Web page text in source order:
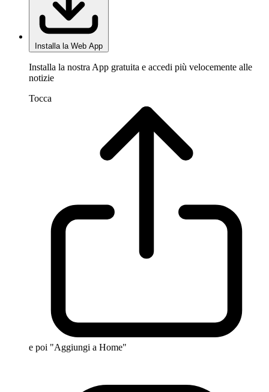
Installa la Web App
Installa la nostra App gratuita e accedi più velocemente alle
notizie
Tocca
e poi "Aggiungi a Home"